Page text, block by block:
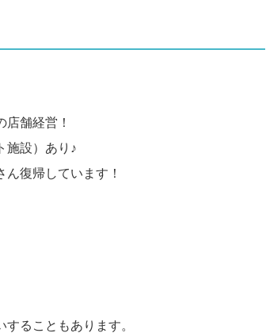
舗経営！
施設）あり♪
復帰しています！
ることもあります。